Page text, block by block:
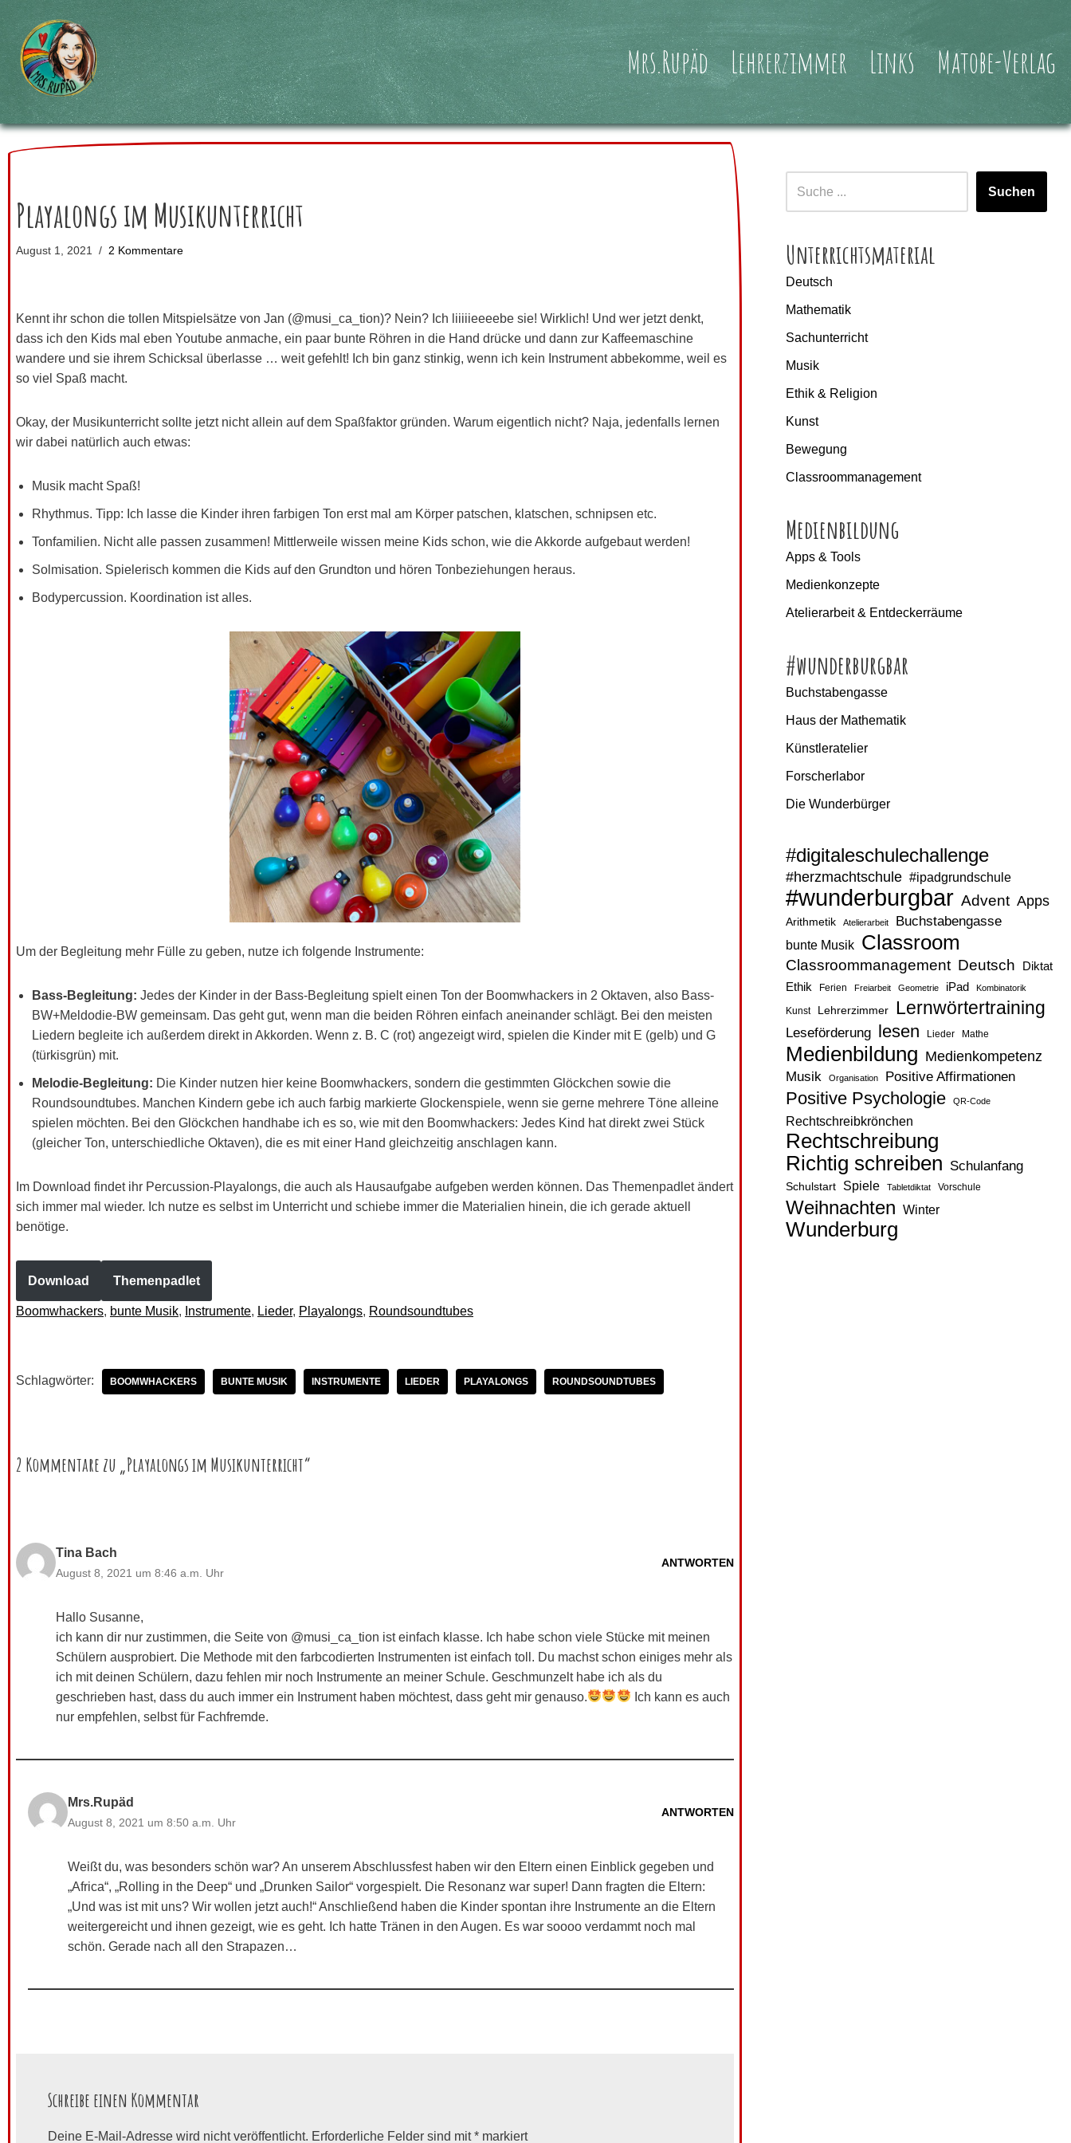
Zum
Inhalt
springen
Mrs.Rupäd Lehrerzimmer Links Matobe-Verlag
Playalongs im Musikunterricht
August 1, 2021 2 Kommentare
Kennt ihr schon die tollen Mitspielsätze von Jan (@musi_ca_tion)? Nein? Ich liiiiieeeebe sie! Wirklich! Und wer jetzt denkt,
dass ich den Kids mal eben Youtube anmache, ein paar bunte Röhren in die Hand drücke und dann zur Kaffeemaschine
wandere und sie ihrem Schicksal überlasse … weit gefehlt! Ich bin ganz stinkig, wenn ich kein Instrument abbekomme, weil es
so viel Spaß macht.
Okay, der Musikunterricht sollte jetzt nicht allein auf dem Spaßfaktor gründen. Warum eigentlich nicht? Naja, jedenfalls lernen
wir dabei natürlich auch etwas:
Musik macht Spaß!
Rhythmus. Tipp: Ich lasse die Kinder ihren farbigen Ton erst mal am Körper patschen, klatschen, schnipsen etc.
Tonfamilien. Nicht alle passen zusammen! Mittlerweile wissen meine Kids schon, wie die Akkorde aufgebaut werden!
Solmisation. Spielerisch kommen die Kids auf den Grundton und hören Tonbeziehungen heraus.
Bodypercussion. Koordination ist alles.
Um der Begleitung mehr Fülle zu geben, nutze ich folgende Instrumente:
Bass-Begleitung: Jedes der Kinder in der Bass-Begleitung spielt einen Ton der Boomwhackers in 2 Oktaven, also Bass-
BW+Meldodie-BW gemeinsam. Das geht gut, wenn man die beiden Röhren einfach aneinander schlägt. Bei den meisten
Liedern begleite ich außerdem direkt in Akkorden. Wenn z. B. C (rot) angezeigt wird, spielen die Kinder mit E (gelb) und G
(türkisgrün) mit.
Melodie-Begleitung: Die Kinder nutzen hier keine Boomwhackers, sondern die gestimmten Glöckchen sowie die
Roundsoundtubes. Manchen Kindern gebe ich auch farbig markierte Glockenspiele, wenn sie gerne mehrere Töne alleine
spielen möchten. Bei den Glöckchen handhabe ich es so, wie mit den Boomwhackers: Jedes Kind hat direkt zwei Stück
(gleicher Ton, unterschiedliche Oktaven), die es mit einer Hand gleichzeitig anschlagen kann.
Im Download findet ihr Percussion-Playalongs, die auch als Hausaufgabe aufgeben werden können. Das Themenpadlet ändert
sich immer mal wieder. Ich nutze es selbst im Unterricht und schiebe immer die Materialien hinein, die ich gerade aktuell
benötige.
Download Themenpadlet
Boomwhackers, bunte Musik, Instrumente, Lieder, Playalongs, Roundsoundtubes
Schlagwörter: BOOMWHACKERS BUNTE MUSIK INSTRUMENTE LIEDER PLAYALONGS ROUNDSOUNDTUBES
2 Kommentare zu „Playalongs im Musikunterricht“
Tina Bach
August 8, 2021 um 8:46 a.m. Uhr
ANTWORTEN
Hallo Susanne,
ich kann dir nur zustimmen, die Seite von @musi_ca_tion ist einfach klasse. Ich habe schon viele Stücke mit meinen
Schülern ausprobiert. Die Methode mit den farbcodierten Instrumenten ist einfach toll. Du machst schon einiges mehr als
ich mit deinen Schülern, dazu fehlen mir noch Instrumente an meiner Schule. Geschmunzelt habe ich als du
geschrieben hast, dass du auch immer ein Instrument haben möchtest, dass geht mir genauso.
Ich kann es auch
nur empfehlen, selbst für Fachfremde.
Mrs.Rupäd
August 8, 2021 um 8:50 a.m. Uhr
ANTWORTEN
Weißt du, was besonders schön war? An unserem Abschlussfest haben wir den Eltern einen Einblick gegeben und
„Africa“, „Rolling in the Deep“ und „Drunken Sailor“ vorgespielt. Die Resonanz war super! Dann fragten die Eltern:
„Und was ist mit uns? Wir wollen jetzt auch!“ Anschließend haben die Kinder spontan ihre Instrumente an die Eltern
weitergereicht und ihnen gezeigt, wie es geht. Ich hatte Tränen in den Augen. Es war soooo verdammt noch mal
schön. Gerade nach all den Strapazen…
Schreibe einen Kommentar
Deine E-Mail-Adresse wird nicht veröffentlicht. Erforderliche Felder sind mit* markiert
Suchen
Unterrichtsmaterial
Deutsch
Mathematik
Sachunterricht
Musik
Ethik & Religion
Kunst
Bewegung
Classroommanagement
Medienbildung
Apps & Tools
Medienkonzepte
Atelierarbeit & Entdeckerräume
#wunderburgbar
Buchstabengasse
Haus der Mathematik
Künstleratelier
Forscherlabor
Die Wunderbürger
#digitaleschulechallenge
#herzmachtschule #ipadgrundschule
#wunderburgbar Advent Apps
Arithmetik Atelierarbeit Buchstabengasse
bunte Musik Classroom
Classroommanagement Deutsch
Diktat
Ethik
Ferien Freiarbeit Geometrie iPad Kombinatorik
Kunst Lehrerzimmer Lernwörtertraining
Leseförderung lesen Lieder Mathe
Medienbildung Medienkompetenz
Musik Organisation Positive Affirmationen
Positive Psychologie QR-Code
Rechtschreibkrönchen
Rechtschreibung
Richtig schreiben Schulanfang
Schulstart Spiele Tabletdiktat Vorschule
Weihnachten Winter
Wunderburg